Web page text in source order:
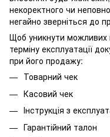
некоректного чи
негайно зверніться до
Щоб уникнути можливих
терміну експлуатації
при його продажу:
Товарний чек
Касовий чек
Інструкція з
Гарантійний талон